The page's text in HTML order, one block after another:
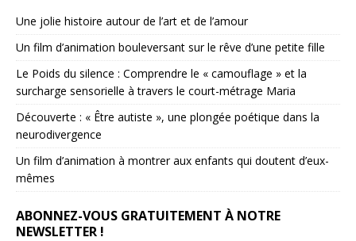
Une jolie histoire autour de l’art et de l’amour
Un film d’animation bouleversant sur le rêve d’une petite fille
Le Poids du silence : Comprendre le « camouflage » et la
surcharge sensorielle à travers le court-métrage Maria
Découverte : « Être autiste », une plongée poétique dans la
neurodivergence
Un film d’animation à montrer aux enfants qui doutent d’eux-
mêmes
ABONNEZ-VOUS GRATUITEMENT À NOTRE
NEWSLETTER !